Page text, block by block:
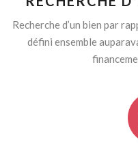
Recherche d’un bien par
défini ensemble